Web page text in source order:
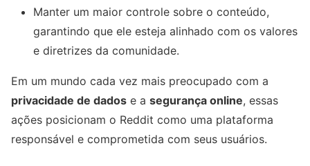
Manter um maior controle sobre o conteúdo,
garantindo que ele esteja alinhado com os valores
e diretrizes da comunidade.
Em um mundo cada vez mais preocupado com a
privacidade de dados e a segurança online, essas
ações posicionam o Reddit como uma plataforma
responsável e comprometida com seus usuários.